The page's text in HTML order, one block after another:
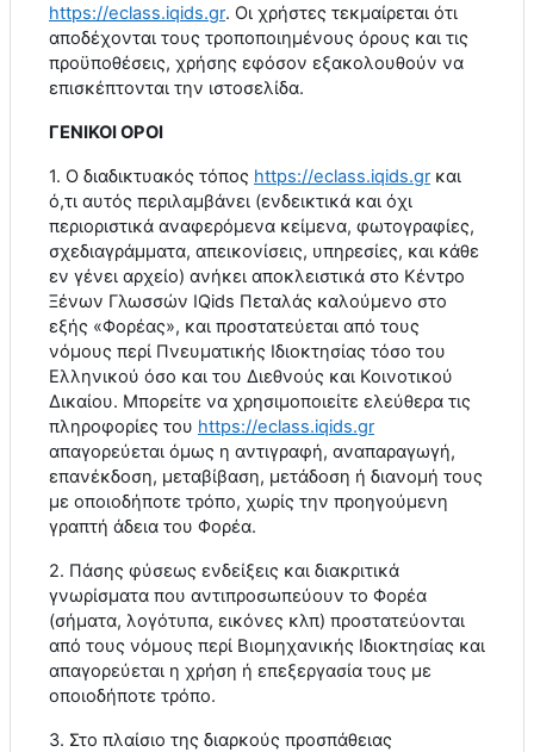
https://eclass.iqids.gr. Οι χρήστες τεκμαίρεται ότι
αποδέχονται τους τροποποιημένους όρους και τις
προϋποθέσεις, χρήσης εφόσον εξακολουθούν να
επισκέπτονται την ιστοσελίδα.
ΓΕΝΙΚΟΙ ΟΡΟΙ
1. Ο διαδικτυακός τόπος https://eclass.iqids.grκαι
ό,τι αυτός περιλαμβάνει (ενδεικτικά και όχι
περιοριστικά αναφερόμενα κείμενα, φωτογραφίες,
σχεδιαγράμματα, απεικονίσεις, υπηρεσίες, και κάθε
εν γένει αρχείο) ανήκει αποκλειστικά στο Κέντρο
Ξένων Γλωσσών IQids Πεταλάς καλούμενο στο
εξής «Φορέας», και προστατεύεται από τους
νόμους περί Πνευματικής Ιδιοκτησίας τόσο του
Ελληνικού όσο και του Διεθνούς και Κοινοτικού
Δικαίου. Μπορείτε να χρησιμοποιείτε ελεύθερα τις
πληροφορίες του https://eclass.iqids.gr
απαγορεύεται όμως η αντιγραφή, αναπαραγωγή,
επανέκδοση, μεταβίβαση, μετάδοση ή διανομή τους
με οποιοδήποτε τρόπο, χωρίς την προηγούμενη
γραπτή άδεια του Φορέα.
2. Πάσης φύσεως ενδείξεις και διακριτικά
γνωρίσματα που αντιπροσωπεύουν το Φορέα
(σήματα, λογότυπα, εικόνες κλπ) προστατεύονται
από τους νόμους περί Βιομηχανικής Ιδιοκτησίας και
απαγορεύεται η χρήση ή επεξεργασία τους με
οποιοδήποτε τρόπο.
3. Στο πλαίσιο της διαρκούς προσπάθειας